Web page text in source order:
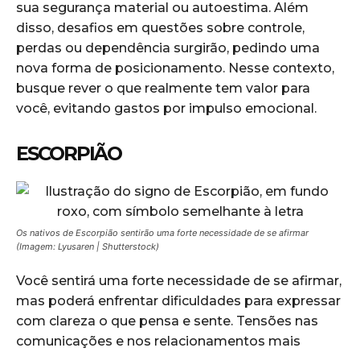
sua segurança material ou autoestima. Além
disso, desafios em questões sobre controle,
perdas ou dependência surgirão, pedindo uma
nova forma de posicionamento. Nesse contexto,
busque rever o que realmente tem valor para
você, evitando gastos por impulso emocional.
ESCORPIÃO
Os nativos de Escorpião sentirão uma forte necessidade de se afirmar
(Imagem: Lyusaren | Shutterstock)
Você sentirá uma forte necessidade de se afirmar,
mas poderá enfrentar dificuldades para expressar
com clareza o que pensa e sente. Tensões nas
comunicações e nos relacionamentos mais